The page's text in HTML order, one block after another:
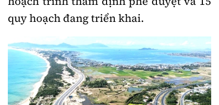
Đường sắt tốc độ cao
Đường thủy
Hàng hải
Đường sắt đô thị
Bảo hiểm
Doanh nghiệp
Điều tra
Hỏi - Đáp
ATGT địa phương
Văn hóa giao thông
Lái xe an toàn
Chung tay vì ATGT
Giáo dục
Y tế
Đời sống
Lao động - Công đoàn
Văn hóa - Giải Trí
Văn hóa
Showbiz
Điện ảnh
Thể thao
Bóng đá
Bình luận
Công nghệ
quy hoạch đang triển khai.